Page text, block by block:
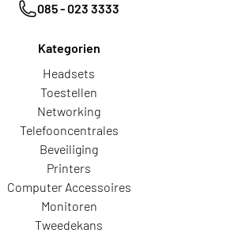
085 - 023 3333
Kategorien
Headsets
Toestellen
Networking
Telefooncentrales
Beveiliging
Printers
Computer Accessoires
Monitoren
Tweedekans